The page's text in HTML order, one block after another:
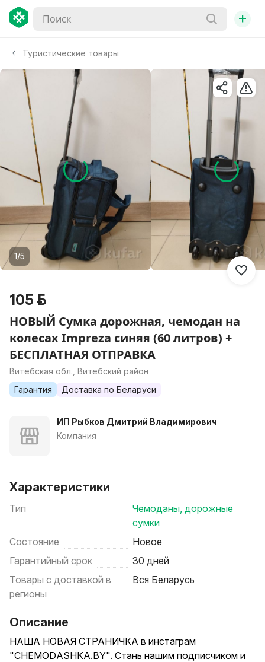
+
Туристические товары
1/5
105 р.
НОВЫЙ Сумка дорожная, чемодан на
колесах Impreza синяя (60 литров) +
БЕСПЛАТНАЯ ОТПРАВКА
Витебская обл., Витебский район
Гарантия
Доставка по Беларуси
ИП Рыбков Дмитрий Владимирович
Компания
Характеристики
Тип
Чемоданы, дорожные
сумки
Состояние
Новое
Гарантийный срок
30 дней
Товары с доставкой в
регионы
Вся Беларусь
Описание
НАША НОВАЯ СТРАНИЧКА в инстаграм
"CHEMODASHKA.BY". Стань нашим подписчиком и